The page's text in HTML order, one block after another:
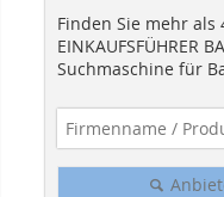
Finden Sie mehr als
EINKAUFSFÜHRER
Suchmaschine für